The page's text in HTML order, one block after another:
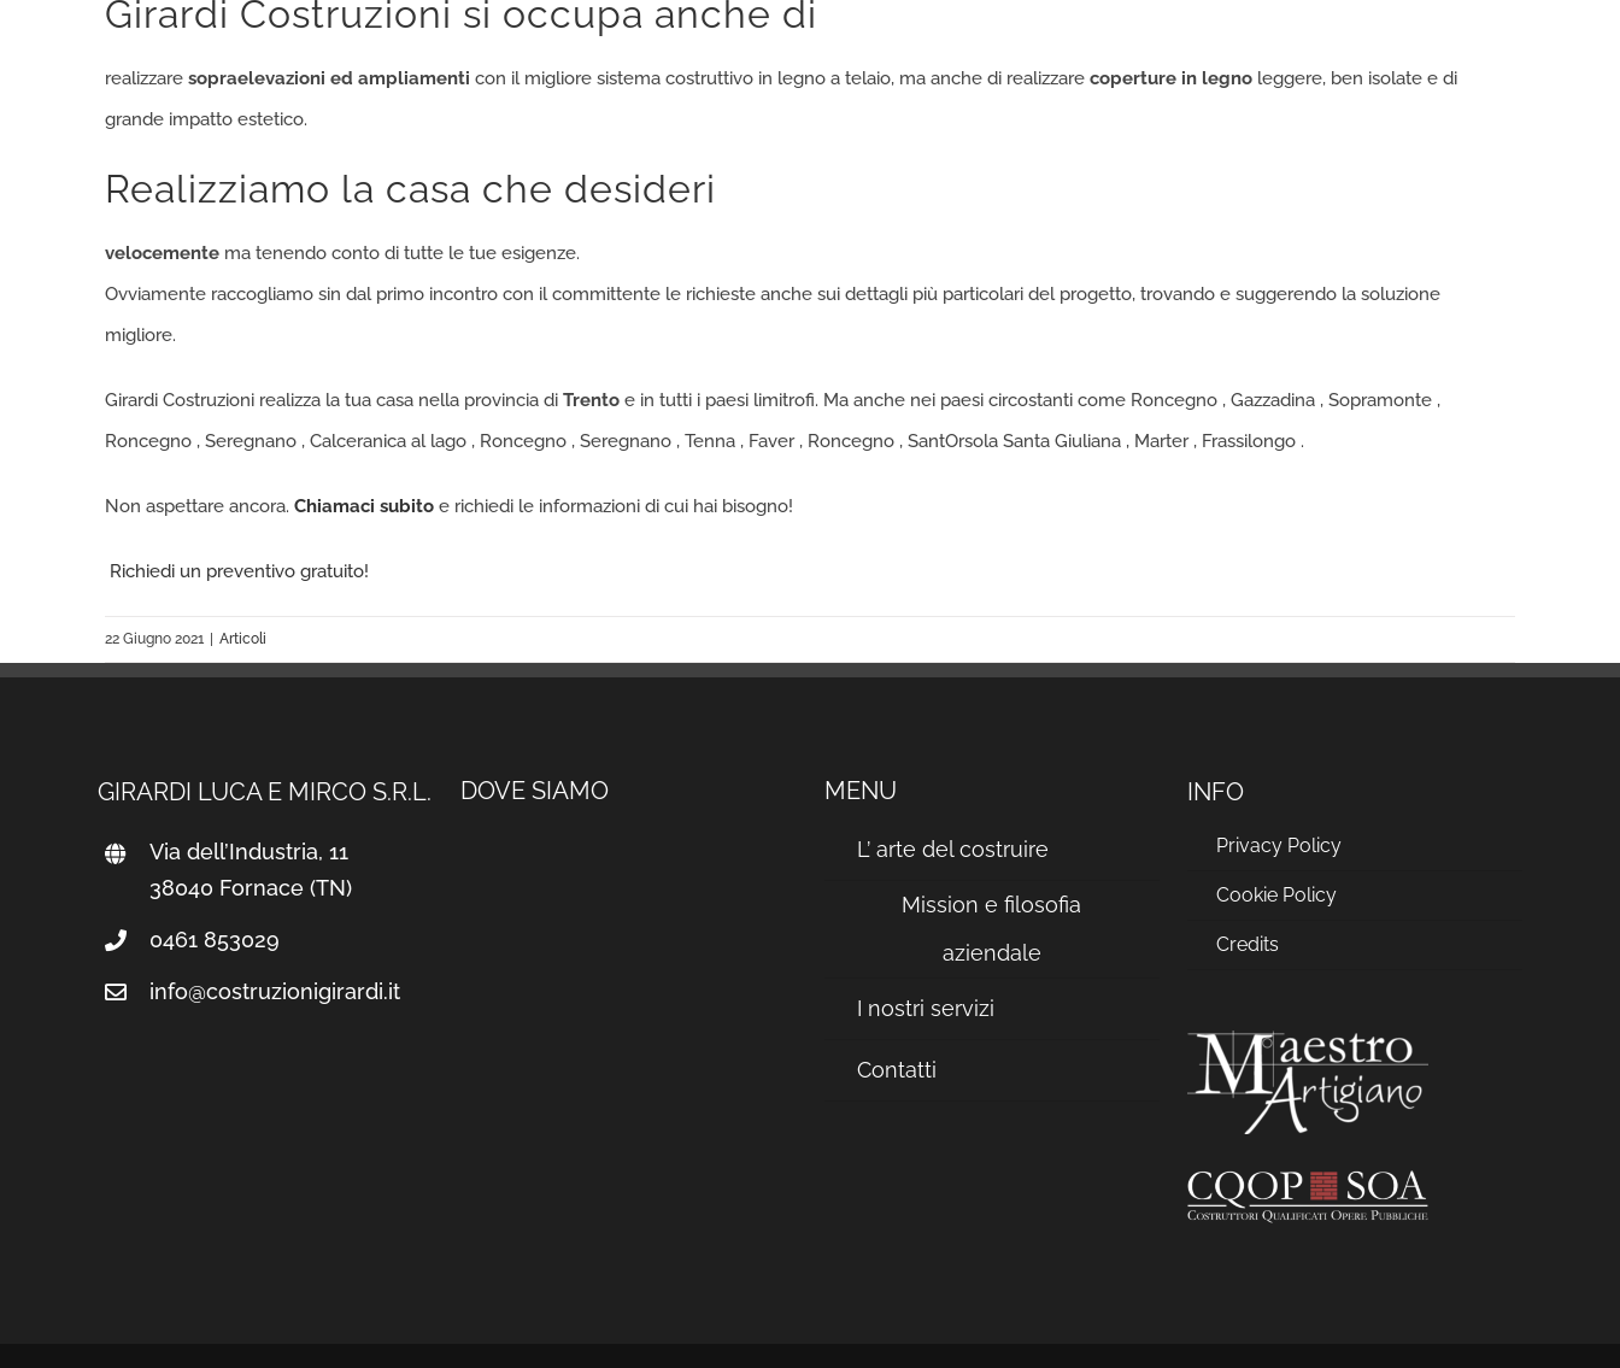
Girardi Costruzioni si occupa anche di
realizzare sopraelevazioni ed ampliamenti con il migliore sistema costruttivo in legno a telaio, ma anche di realizzare coperture in legno leggere, ben isolate e di
grande impatto estetico.
Realizziamo la casa che desideri
velocemente ma tenendo conto di tutte le tue esigenze.
Ovviamente raccogliamo sin dal primo incontro con il committente le richieste anche sui dettagli più particolari del progetto, trovando e suggerendo la soluzione
migliore.
Girardi Costruzioni realizza la tua casa nella provincia di Trento e in tutti i paesi limitrofi. Ma anche nei paesi circostanti come Roncegno , Gazzadina , Sopramonte ,
Roncegno , Seregnano , Calceranica al lago , Roncegno , Seregnano , Tenna , Faver , Roncegno , SantOrsola Santa Giuliana , Marter , Frassilongo .
Non aspettare ancora. Chiamaci subito e richiedi le informazioni di cui hai bisogno!
Richiedi un preventivo gratuito!
22 Giugno 2021 Articoli
GIRARDI LUCA E MIRCO S.R.L.
Via dell’Industria, 11
38040 Fornace (TN)
0461 853029
info@costruzionigirardi.it
DOVE SIAMO MENU
L’ arte del costruire
Mission e filosofia
aziendale
I nostri servizi
Contatti
INFO
Privacy Policy
Cookie Policy
Credits